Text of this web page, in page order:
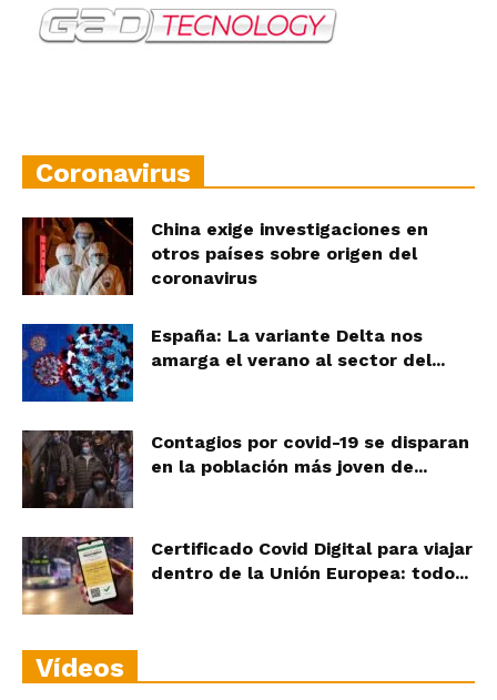
Coronavirus
China exige investigaciones en
otros países sobre origen del
coronavirus
España: La variante Delta nos
amarga el verano al sector del...
Contagios por covid-19 se disparan
en la población más joven de...
Certificado Covid Digital para viajar
dentro de la Unión Europea: todo...
Vídeos